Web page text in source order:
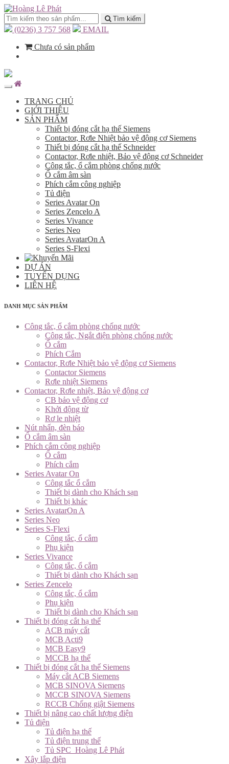
Tìm kiếm
(0236) 3 757 568
EMAIL
Chưa có sản phẩm
TRANG CHỦ
GIỚI THIỆU
SẢN PHẨM
Thiết bị đóng cắt hạ thế Siemens
Contactor, Rơle Nhiệt bảo vệ động cơ Siemens
Thiết bị đóng cắt hạ thế Schneider
Contactor, Rơle nhiệt, Bảo vệ động cơ Schneider
Công tắc, ổ cắm phòng chống nước
Ổ cắm âm sàn
Phích cắm công nghiệp
Tủ điện
Series Avatar On
Series Zencelo A
Series Vivance
Series Neo
Series AvatarOn A
Series S-Flexi
DỰ ÁN
TUYỂN DỤNG
LIÊN HỆ
DANH MỤC SẢN PHẨM
Công tắc, ổ cắm phòng chống nước
Công tắc, Ngắt điện phòng chống nước
Ổ cắm
Phích Cắm
Contactor, Rơle Nhiệt bảo vệ động cơ Siemens
Contactor Siemens
Rơle nhiệt Siemens
Contactor, Rơle nhiệt, Bảo vệ động cơ
CB bảo vệ động cơ
Khởi động từ
Rơ le nhiệt
Nút nhấn, đèn báo
Ổ cắm âm sàn
Phích cắm công nghiệp
Ổ cắm
Phích cắm
Series Avatar On
Công tắc ổ cắm
Thiết bị dành cho Khách sạn
Thiết bị khác
Series AvatarOn A
Series Neo
Series S-Flexi
Công tắc, ổ cắm
Phụ kiện
Series Vivance
Công tắc, ổ cắm
Thiết bị dành cho Khách sạn
Series Zencelo
Công tắc, ổ cắm
Phụ kiện
Thiết bị dành cho Khách sạn
Thiết bị đóng cắt hạ thế
ACB máy cắt
MCB Acti9
MCB Easy9
MCCB hạ thế
Thiết bị đóng cắt hạ thế Siemens
Máy cắt ACB Siemens
MCB SINOVA Siemens
MCCB SINOVA Siemens
RCCB Chống giật Siemens
Thiết bị nâng cao chất lượng điện
Tủ điện
Tủ điện hạ thế
Tủ điện trung thế
Tủ SPC_Hoàng Lê Phát
Xây lắp điện